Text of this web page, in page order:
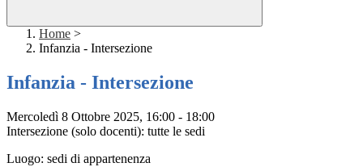
Home >
Infanzia - Intersezione
Infanzia - Intersezione
Mercoledì 8 Ottobre 2025, 16:00 - 18:00
Intersezione (solo docenti): tutte le sedi
Luogo: sedi di appartenenza